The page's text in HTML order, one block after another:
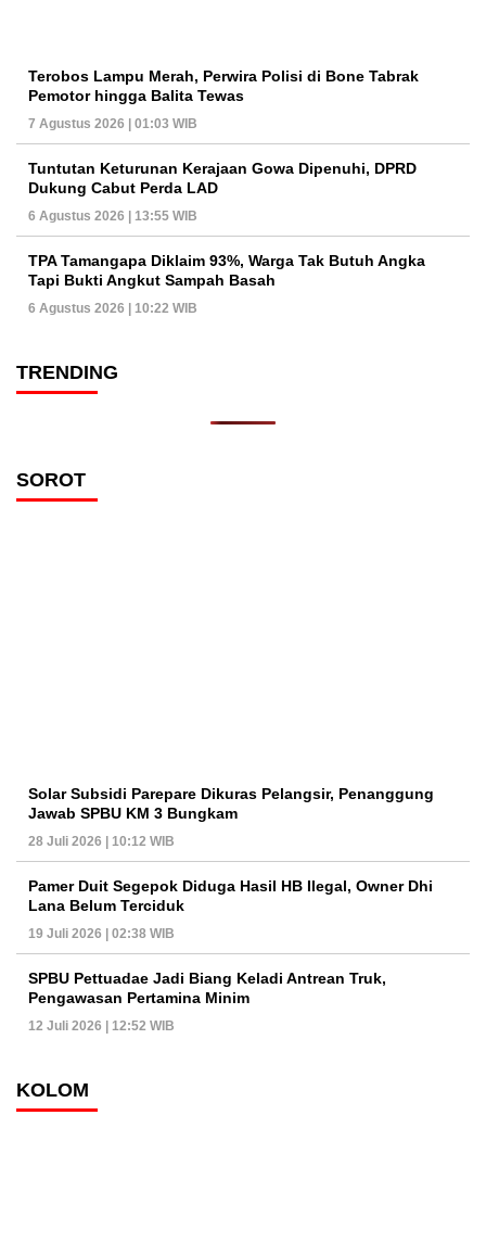
Terobos Lampu Merah, Perwira Polisi di Bone Tabrak
Pemotor hingga Balita Tewas
7 Agustus 2026 | 01:03 WIB
Tuntutan Keturunan Kerajaan Gowa Dipenuhi, DPRD
Dukung Cabut Perda LAD
6 Agustus 2026 | 13:55 WIB
TPA Tamangapa Diklaim 93%, Warga Tak Butuh Angka
Tapi Bukti Angkut Sampah Basah
6 Agustus 2026 | 10:22 WIB
TRENDING
SOROT
Solar Subsidi Parepare Dikuras Pelangsir, Penanggung
Jawab SPBU KM 3 Bungkam
28 Juli 2026 | 10:12 WIB
Pamer Duit Segepok Diduga Hasil HB Ilegal, Owner Dhi
Lana Belum Terciduk
19 Juli 2026 | 02:38 WIB
SPBU Pettuadae Jadi Biang Keladi Antrean Truk,
Pengawasan Pertamina Minim
12 Juli 2026 | 12:52 WIB
KOLOM